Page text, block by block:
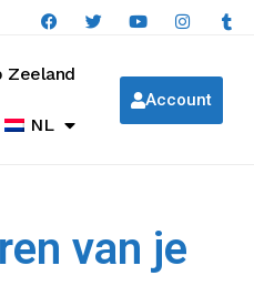
Zeeland
NL
Account
van je